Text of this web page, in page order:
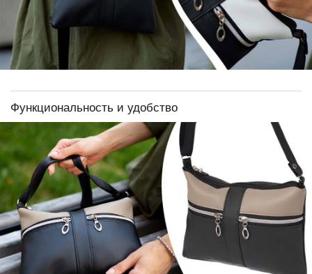
Функциональность и удобство